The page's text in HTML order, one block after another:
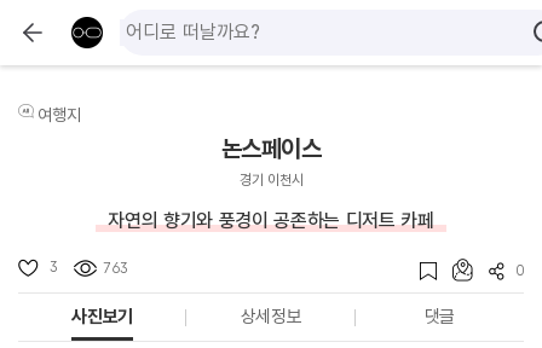
여행지
논스페이스
경기 이천시
자연의 향기와 풍경이 공존하는 디저트 카페
3 763 0
사진보기 상세정보 댓글